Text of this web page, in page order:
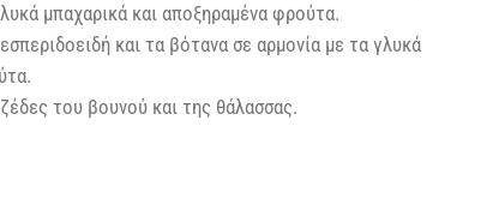
μπαχαρικά και αποξηραμένα φρούτα.
και τα βότανα σε αρμονία με τα γλυκά
του βουνού και της θάλασσας.